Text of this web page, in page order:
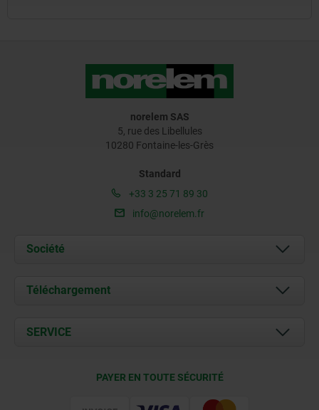
norelem SAS
5, rue des Libellules
10280 Fontaine-les-Grès
Standard
+33 3 25 71 89 30
info@norelem.fr
Société
À propos de nous
Contact
Téléchargement
Documents
SERVICE
PAYER EN TOUTE SÉCURITÉ